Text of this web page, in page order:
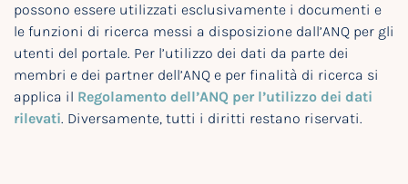
possono essere utilizzati esclusivamente i documenti e
le funzioni di ricerca messi a disposizione dall’ANQ per gli
utenti del portale. Per l’utilizzo dei dati da parte dei
membri e dei partner dell’ANQ e per finalità di ricerca si
applica il Regolamento dell’ANQ per l’utilizzo dei dati
rilevati. Diversamente, tutti i diritti restano riservati.